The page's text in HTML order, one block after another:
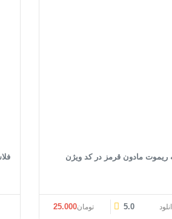
ریموت مادون قرمز در کد ویژن
5.0 قیمت اصلی: تومان25.000 بود.
تومان25.000قیمت فعلی: